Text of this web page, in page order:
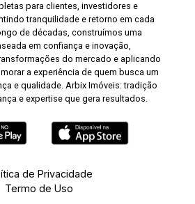
para clientes, investidores e
tranquilidade e retorno em cada
de décadas, construímos uma
em confiança e inovação,
do mercado e aplicando
a experiência de quem busca um
e qualidade. Arbix Imóveis: tradição
e expertise que gera resultados.
de Privacidade
Termo de Uso